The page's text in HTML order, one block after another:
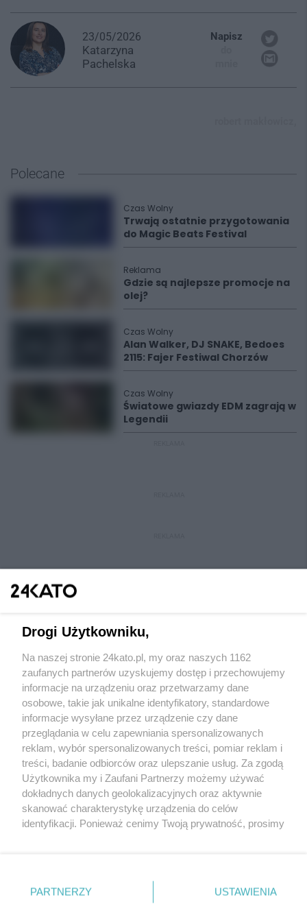
23/05/2026
Katarzyna
Pachelska
Napisz
Polecane
Czas Wolny
Trwają ostatnie przygotowania
do Magic Beats Festival
Reklama
Gdzie są najlepsze promocje na
olej?
Czas Wolny
Alan Walker, DJ SNAKE, Bedoes
2115: Fajer Festiwal Chorzów
Czas Wolny
Światowe gwiazdy EDM zagrają w
Legendii
Wydawca mediów lokalnych
Nie zapomnij
zapoznać się z:
polityką prywatności regulamin korzystania z portali
Twojemiasto
Piekary Śląskie
Chorzów
Tarnowskie Góry
Gliwice
Skontakuj sięz nami
Kontakt
Wydawca
Redakcja
Drogi Użytkowniku,
Na naszej stronie 24kato.pl, my oraz naszych 1162
zaufanych partnerów uzyskujemy dostęp i przechowujemy
informacje na urządzeniu oraz przetwarzamy dane
osobowe, takie jak unikalne identyfikatory, standardowe
informacje wysyłane przez urządzenie czy dane
przeglądania w celu zapewniania spersonalizowanych
reklam, wybór spersonalizowanych treści, pomiar reklam i
treści, badanie odbiorców oraz ulepszanie usług. Za zgodą
Użytkownika my i Zaufani Partnerzy możemy używać
dokładnych danych geolokalizacyjnych oraz aktywnie
skanować charakterystykę urządzenia do celów
identyfikacji. Ponieważ cenimy Twoją prywatność, prosimy
prywatności znajdujący się w lewym dolnym rogu strony
. Niektóre rodzaje przetwarzania danych nie wymagają
PARTNERZY USTAWIENIA